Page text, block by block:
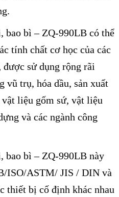
bao bì – ZQ-990LB có thể
tính chất cơ học của các
sử dụng rộng rãi
vũ trụ, hóa dầu, sản xuất
liệu gốm sứ, vật liệu
và các ngành công
bao bì – ZQ-990LB này
ISO/ASTM/ JIS / DIN và
thiết bị cố định khác nhau